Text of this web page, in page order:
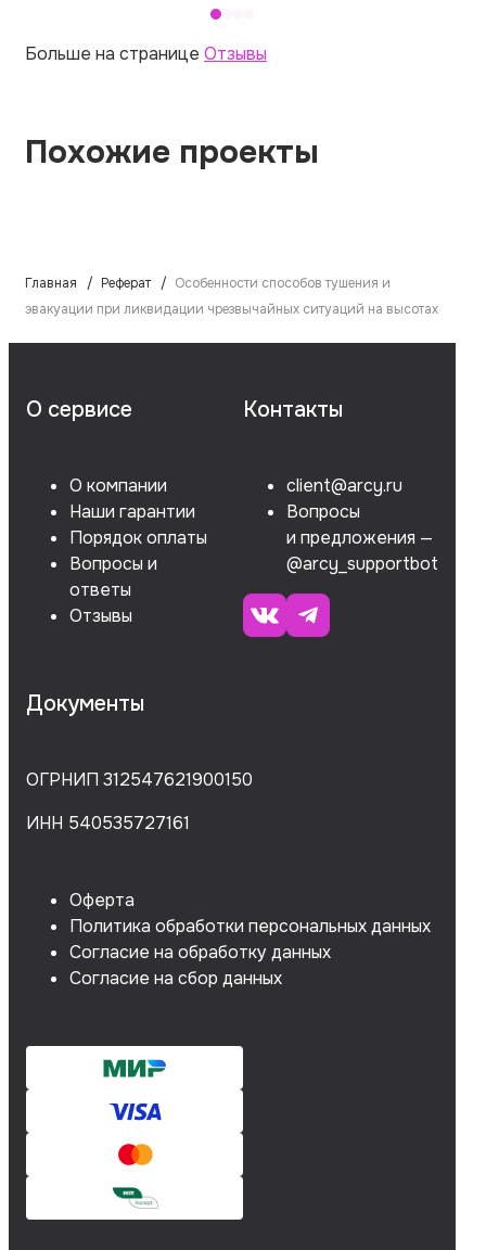
Больше на странице Отзывы
Похожие проекты
Главная Реферат
Особенности способов тушения и
эвакуации при ликвидации чрезвычайных ситуаций на высотах
О сервисе
О компании
Наши гарантии
Порядок оплаты
Вопросы и
ответы
Отзывы
Контакты
client@arcy.ru
Вопросы
и предложения —
@arcy_supportbot
Документы
ОГРНИП 312547621900150
ИНН 540535727161
Оферта
Политика обработки персональных данных
Согласие на обработку данных
Согласие на сбор данных